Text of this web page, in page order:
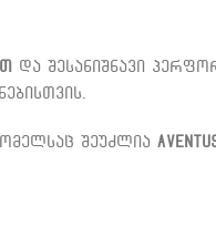
და შესანიშნავი
შეუძლია